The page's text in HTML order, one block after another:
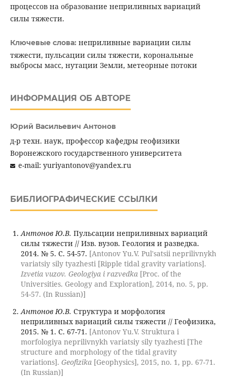
процессов на образование неприливных вариаций
силы тяжести.
Ключевые слова: неприливные вариации силы
тяжести, пульсации силы тяжести, корональные
выбросы масс, нутации Земли, метеорные потоки
ИНФОРМАЦИЯ ОБ АВТОРЕ
Юрий Васильевич Антонов
д-р техн. наук, профессор кафедры геофизики
Воронежского государственного университета
e-mail: yuriyantonov@yandex.ru
БИБЛИОГРАФИЧЕСКИЕ ССЫЛКИ
Антонов Ю.В. Пульсации неприливных вариаций
силы тяжести // Изв. вузов. Геология и разведка.
2014. № 5. С. 54-57. [Antonov Yu.V. Pul'satsii neprilivnykh
variatsiy sily tyazhesti [Ripple tidal gravity variations].
Izvetia vuzov. Geologiya i razvedka[Proc. of the
Universities. Geology and Exploration], 2014, no. 5, pp.
54-57. (In Russian)]
Антонов Ю.В. Структура и морфология
неприливных вариаций силы тяжести // Геофизика,
2015. № 1. С. 67-71. [Antonov Yu.V. Struktura i
morfologiya neprilivnykh variatsiy sily tyazhesti [The
structure and morphology of the tidal gravity
variations]. Geofizika[Geophysics], 2015, no. 1, pp. 67-71.
(In Russian)]